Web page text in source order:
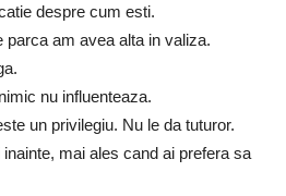
despre cum esti.
parca am avea alta in valiza.
nu influenteaza.
un privilegiu. Nu le da tuturor.
mai ales cand ai prefera sa